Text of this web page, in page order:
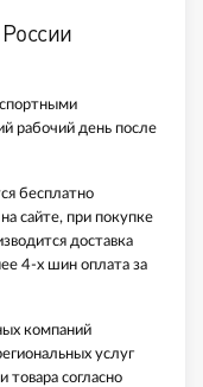
рабочий день после
бесплатно
сайте, при покупке
доставка
4-х шин оплата за
компаний
услуг
товара согласно